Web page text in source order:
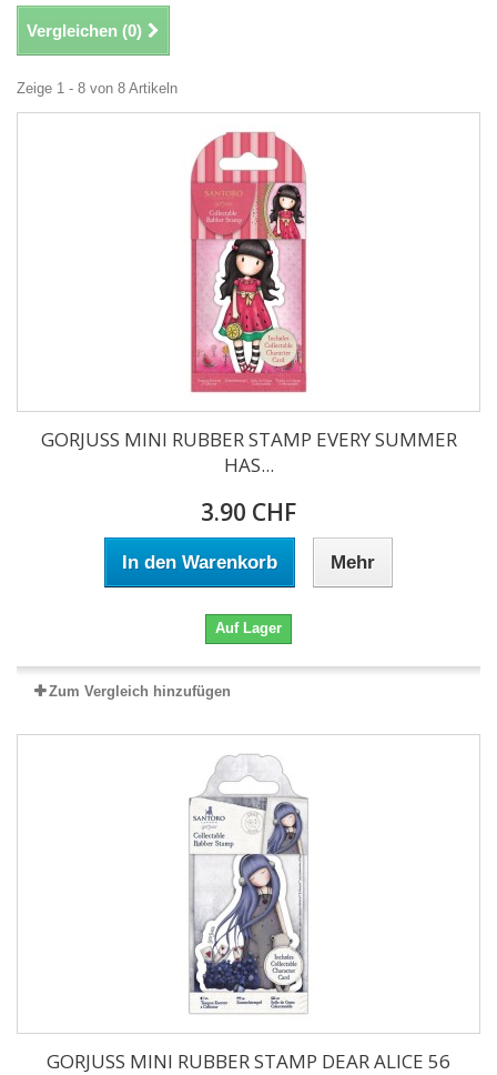
Vergleichen (0)
Zeige 1 - 8 von 8 Artikeln
GORJUSS MINI RUBBER STAMP EVERY SUMMER
HAS...
3.90 CHF
In den Warenkorb Mehr
Auf Lager
Zum Vergleich hinzufügen
GORJUSS MINI RUBBER STAMP DEAR ALICE 56